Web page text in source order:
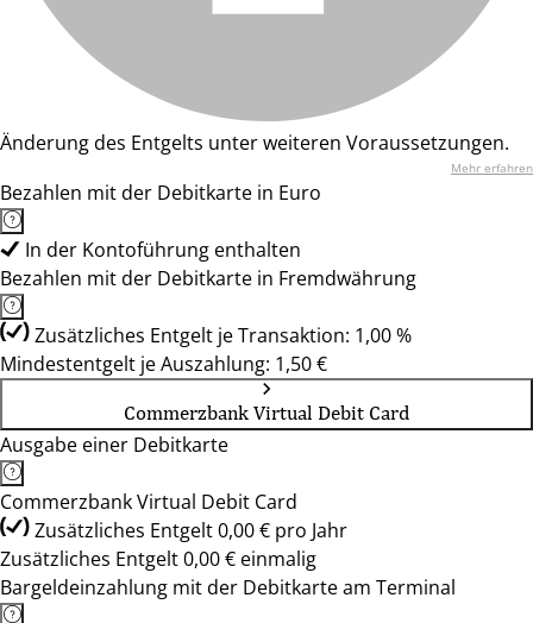
Änderung des Entgelts unter weiteren Voraussetzungen.
Mehr erfahren
Bezahlen mit der Debitkarte in Euro
In der Kontoführung enthalten
Bezahlen mit der Debitkarte in Fremdwährung
Zusätzliches Entgelt je Transaktion: 1,00 %
Mindestentgelt je Auszahlung: 1,50 €
Commerzbank Virtual Debit Card
Ausgabe einer Debitkarte
Commerzbank Virtual Debit Card
Zusätzliches Entgelt 0,00 € pro Jahr
Zusätzliches Entgelt 0,00 € einmalig
Bargeldeinzahlung mit der Debitkarte am Terminal